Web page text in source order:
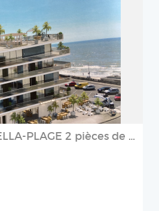
FLOR'IMM
2
FACE MER à STELLA-PLAGE 2 pièces de 51.70 m2 plein sud avec